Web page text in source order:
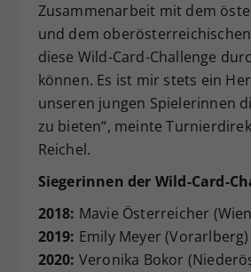
Zusammenarbeit mit dem
und dem
diese Wild-Card-Challenge
können. Es ist mir stets ein
unseren jungen Spielerinnen
zu bieten“, meinte
Reichel.
Siegerinnen der Wild-Card-
2018: Mavie Österreicher
2019: Emily Meyer (Vorarlberg)
2020: Veronika Bokor